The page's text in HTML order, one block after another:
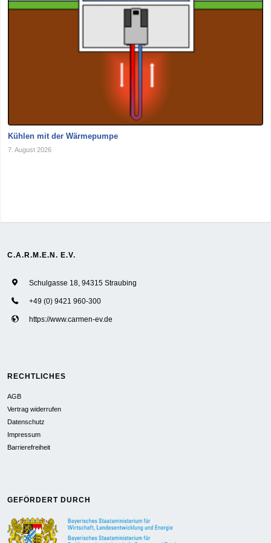
Kühlen mit der Wärmepumpe
7. August 2026
C.A.R.M.E.N. E.V.
Schulgasse 18, 94315 Straubing
+49 (0) 9421 960-300
https://www.carmen-ev.de
RECHTLICHES
AGB
Vertrag widerrufen
Datenschutz
Impressum
Barrierefreiheit
GEFÖRDERT DURCH